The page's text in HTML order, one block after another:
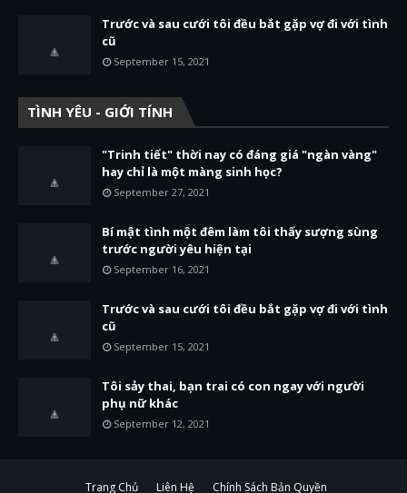
Trước và sau cưới tôi đều bắt gặp vợ đi với tình
cũ
September 15, 2021
TÌNH YÊU - GIỚI TÍNH
"Trinh tiết" thời nay có đáng giá "ngàn vàng"
hay chỉ là một màng sinh học?
September 27, 2021
Bí mật tình một đêm làm tôi thấy sượng sùng
trước người yêu hiện tại
September 16, 2021
Trước và sau cưới tôi đều bắt gặp vợ đi với tình
cũ
September 15, 2021
Tôi sảy thai, bạn trai có con ngay với người
phụ nữ khác
September 12, 2021
Trang Chủ Liên Hệ Chính Sách Bản Quyền